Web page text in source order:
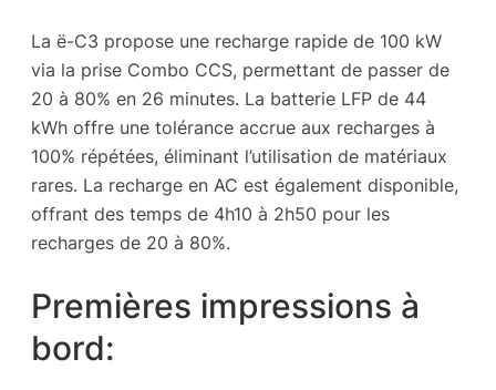
La ë-C3 propose une recharge rapide de 100 kW
via la prise Combo CCS, permettant de passer de
20 à 80% en 26 minutes. La batterie LFP de 44
kWh offre une tolérance accrue aux recharges à
100% répétées, éliminant l’utilisation de matériaux
rares. La recharge en AC est également disponible,
offrant des temps de 4h10 à 2h50 pour les
recharges de 20 à 80%.
Premières impressions à
bord: